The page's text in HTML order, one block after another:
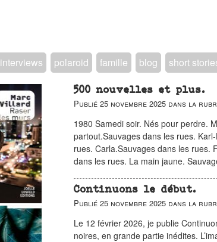
interviews polaroid famille blog short
500 nouvelles et plus.
Publié25 novembre 2025 dans la
1980 Samedi soir. Nés pour perdre.
partout.Sauvages dans les rues.
rues. Carla.Sauvages dans les rues.
dans les rues. La main jaune.
Continuons le début.
Publié25 novembre 2025 dans la
Le 12 février 2026, je publie
noires, en grande partie inédites.